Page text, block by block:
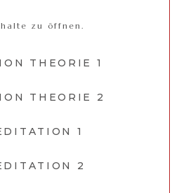
zu öffnen.
THEORIE 1
THEORIE 2
1
2